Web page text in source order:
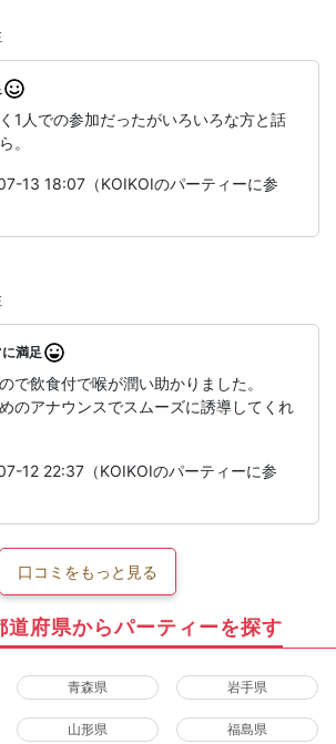
1人での参加だったがいろいろな方と話
。
13 18:07（KOIKOIのパーティーに参
満足
で飲食付で喉が潤い助かりました。
のアナウンスでスムーズに誘導してくれ
12 22:37（KOIKOIのパーティーに参
口コミをもっと見る
道府県からパーティーを探す
青森県 岩手県
山形県 福島県